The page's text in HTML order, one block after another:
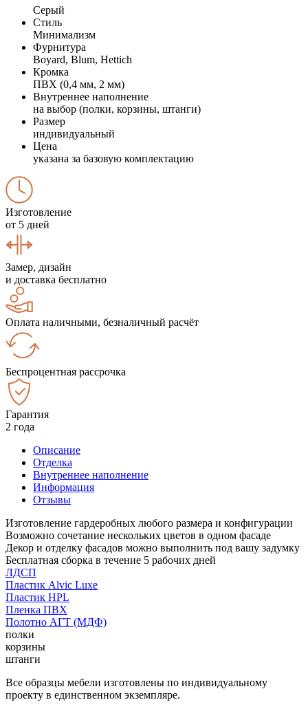
Серый
Стиль
Минимализм
Фурнитура
Boyard, Blum, Hettich
Кромка
ПВХ (0,4 мм, 2 мм)
Внутреннее наполнение
на выбор (полки, корзины, штанги)
Размер
индивидуальный
Цена
указана за базовую комплектацию
Изготовление
от 5 дней
Замер, дизайн
и доставка бесплатно
Оплата наличными, безналичный расчёт
Беспроцентная рассрочка
Гарантия
2 года
Описание
Отделка
Внутреннее наполнение
Информация
Отзывы
Изготовление гардеробных любого размера и конфигурации
Возможно сочетание нескольких цветов в одном фасаде
Декор и отделку фасадов можно выполнить под вашу задумку
Бесплатная сборка в течение 5 рабочих дней
ЛДСП
Пластик Alvic Luxe
Пластик HPL
Пленка ПВХ
Полотно АГТ (МДФ)
полки
корзины
штанги
Все образцы мебели изготовлены по индивидуальному
проекту в единственном экземпляре.